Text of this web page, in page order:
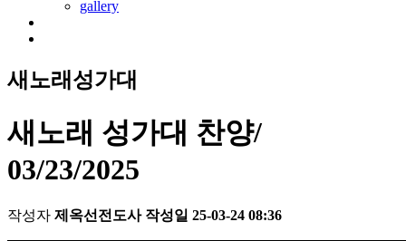
gallery
새노래성가대
새노래 성가대 찬양/
03/23/2025
작성자 제옥선전도사 작성일 25-03-24 08:36